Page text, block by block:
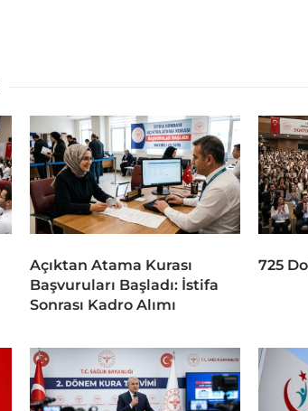
Açıktan Atama Kurası
Başvuruları Başladı: İstifa
Sonrası Kadro Alımı
725